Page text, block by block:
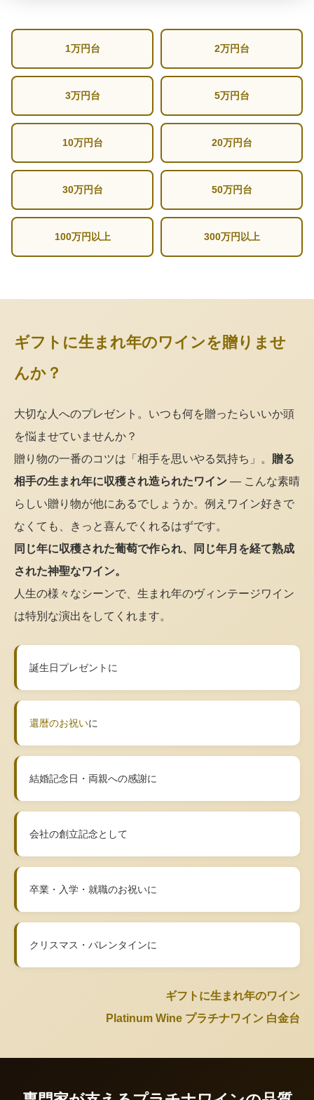
1万円台 2万円台
3万円台 5万円台
10万円台 20万円台
30万円台 50万円台
100万円以上 300万円以上
ギフトに生まれ年のワインを贈りませ
んか？
大切な人へのプレゼント。いつも何を贈ったらいいか頭
を悩ませていませんか？
贈り物の一番のコツは「相手を思いやる気持ち」。 贈る
相手の生まれ年に収穫され造られたワイン — こんな素晴
らしい贈り物が他にあるでしょうか。例えワイン好きで
なくても、きっと喜んでくれるはずです。
同じ年に収穫された葡萄で作られ、同じ年月を経て熟成
された神聖なワイン。
人生の様々なシーンで、生まれ年のヴィンテージワイン
は特別な演出をしてくれます。
誕生日プレゼントに
還暦のお祝いに
結婚記念日・両親への感謝に
会社の創立記念として
卒業・入学・就職のお祝いに
クリスマス・バレンタインに
ギフトに生まれ年のワイン
Platinum Wine プラチナワイン 白金台